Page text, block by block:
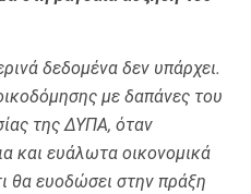
δεδομένα δεν υπάρχει.
με δαπάνες του
της ΔΥΠΑ, όταν
και ευάλωτα οικονομικά
θα ευοδώσει στην πράξη